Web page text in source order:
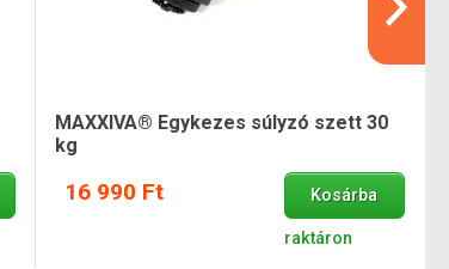
MAXXIVA® Egykezes súlyzó szett 30
kg
16 990 Ft Kosárba
raktáron